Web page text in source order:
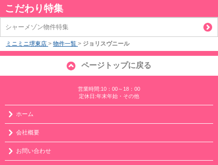
こだわり特集
シャーメゾン物件特集
ミニミニ堺東店 > 物件一覧 > ジョリスヴニール
ページトップに戻る
営業時間:10：00～18：00
定休日:年末年始・その他
ホーム
会社概要
お問い合わせ